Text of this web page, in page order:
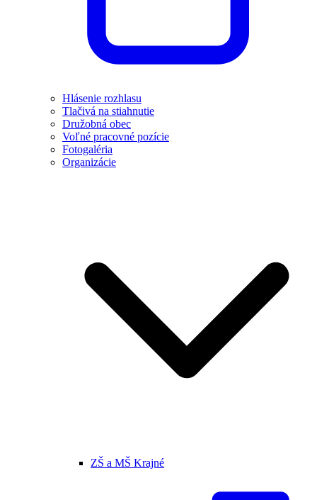
Hlásenie rozhlasu
Tlačivá na stiahnutie
Družobná obec
Voľné pracovné pozície
Fotogaléria
Organizácie
ZŠ a MŠ Krajné